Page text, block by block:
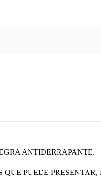
ANTIDERRAPANTE.
PUEDE PRESENTAR,